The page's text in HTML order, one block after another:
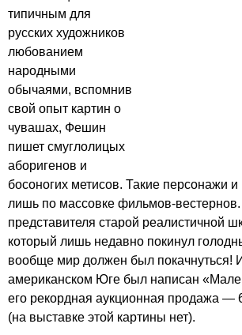
типичным для
русских художников
любованием
народными
обычаями, вспомнив
свой опыт картин о
чувашах, Фешин
пишет смуглолицых
аборигенов и
босоногих метисов. Такие персонажи
лишь по массовке фильмов-
представителя старой реалистичной
который лишь недавно покинул
вообще мир должен был покачнуться!
американском Юге был написан
его рекордная аукционная продажа —
(на выставке этой картины нет).